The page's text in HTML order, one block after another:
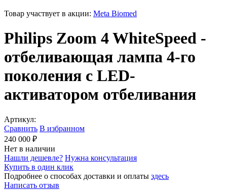
Товар участвует в акции: Meta Biomed
Philips Zoom 4 WhiteSpeed -
отбеливающая лампа 4-го
поколения с LED-
активатором отбеливания
Артикул:
Сравнить В избранном
240 000 ₽
Нет в наличии
Нашли дешевле? Нужна консультация
Купить в один клик
Подробнее о способах доставки и оплаты здесь
Написать отзыв